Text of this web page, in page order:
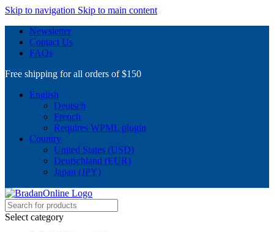
Skip to navigation Skip to main content
Newsletter
Contact Us
FAQs
Free shipping for all orders of $150
English
Deutsch
French
Requires WPML plugin
Country
United States (USD)
Deutschland (EUR)
Japan (JPY)
Select category